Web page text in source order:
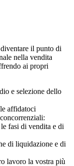
il punto di
nella vendita
ai propri
e selezione dello
affidatoci
fasi di vendita e di
di liquidazione e di
lavoro la vostra più